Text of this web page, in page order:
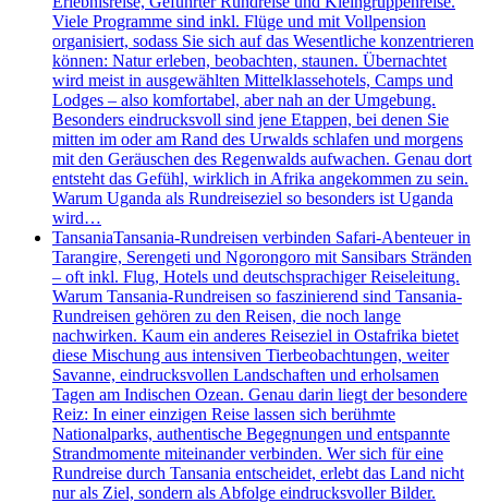
Viele Programme sind inkl. Flüge und mit Vollpension
organisiert, sodass Sie sich auf das Wesentliche konzentrieren
können: Natur erleben, beobachten, staunen. Übernachtet
wird meist in ausgewählten Mittelklassehotels, Camps und
Lodges – also komfortabel, aber nah an der Umgebung.
Besonders eindrucksvoll sind jene Etappen, bei denen Sie
mitten im oder am Rand des Urwalds schlafen und morgens
mit den Geräuschen des Regenwalds aufwachen. Genau dort
entsteht das Gefühl, wirklich in Afrika angekommen zu sein.
Warum Uganda als Rundreiseziel so besonders ist Uganda
wird…
TansaniaTansania-Rundreisen verbinden Safari-Abenteuer in
Tarangire, Serengeti und Ngorongoro mit Sansibars Stränden
– oft inkl. Flug, Hotels und deutschsprachiger Reiseleitung.
Warum Tansania-Rundreisen so faszinierend sind Tansania-
Rundreisen gehören zu den Reisen, die noch lange
nachwirken. Kaum ein anderes Reiseziel in Ostafrika bietet
diese Mischung aus intensiven Tierbeobachtungen, weiter
Savanne, eindrucksvollen Landschaften und erholsamen
Tagen am Indischen Ozean. Genau darin liegt der besondere
Reiz: In einer einzigen Reise lassen sich berühmte
Nationalparks, authentische Begegnungen und entspannte
Strandmomente miteinander verbinden. Wer sich für eine
Rundreise durch Tansania entscheidet, erlebt das Land nicht
nur als Ziel, sondern als Abfolge eindrucksvoller Bilder.